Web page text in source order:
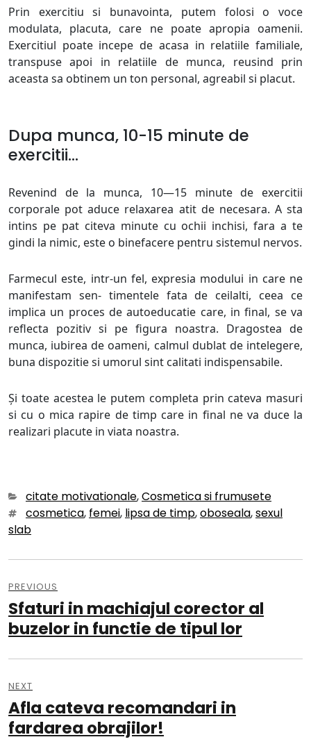
Prin exercitiu si bunavointa, putem folosi o voce
modulata, placuta, care ne poate apropia oamenii.
Exercitiul poate incepe de acasa in relatiile familiale,
transpuse apoi in relatiile de munca, reusind prin
aceasta sa obtinem un ton personal, agreabil si placut.
Dupa munca, 10-15 minute de
exercitii…
Revenind de la munca, 10—15 minute de exercitii
corporale pot aduce relaxarea atit de necesara. A sta
intins pe pat citeva minute cu ochii inchisi, fara a te
gindi la nimic, este o binefacere pentru sistemul nervos.
Farmecul este, intr-un fel, expresia modului in care ne
manifestam sen- timentele fata de ceilalti, ceea ce
implica un proces de autoeducatie care, in final, se va
reflecta pozitiv si pe figura noastra. Dragostea de
munca, iubirea de oameni, calmul dublat de intelegere,
buna dispozitie si umorul sint calitati indispensabile.
Și toate acestea le putem completa prin cateva masuri
si cu o mica rapire de timp care in final ne va duce la
realizari placute in viata noastra.
Categories
citate motivationale,Cosmetica si frumusete
Tagscosmetica, femei, lipsa de timp,oboseala,sexul
slab
în
articole
PREVIOUS
Previous
post:
Sfaturi in machiajul corector al
buzelor in functie de tipul lor
NEXT
Next
post:
Afla cateva recomandari in
fardarea obrajilor!